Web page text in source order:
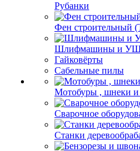
Рубанки
Фен строительный
Шлифмашины и
Гайковёрты
Сабельные пилы
Мотобуры , шнеки и
Сварочное
Станки